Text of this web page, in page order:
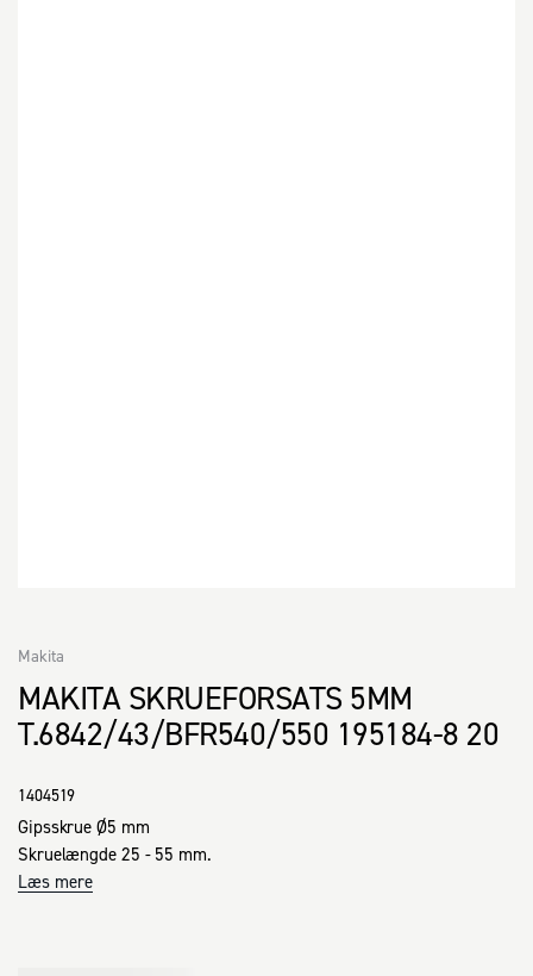
MAKITA SKRUEFORSATS 5MM
T.6842/43/BFR540/550 195184-8 20
Makita
1404519
Gipsskrue Ø5 mm
Skruelængde 25 - 55 mm.
Læs mere